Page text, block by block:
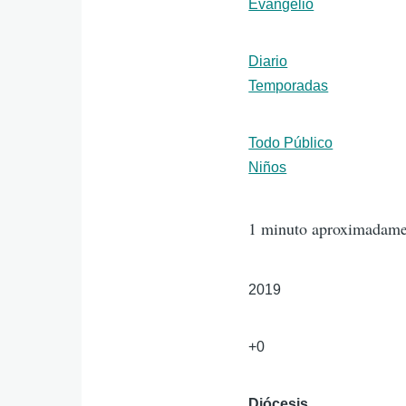
Géneros
Evangelio
Formato
Diario
Temporadas
Público
Todo Público
Niños
Duración
1 minuto
Año
2019
Edad
+0